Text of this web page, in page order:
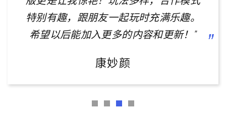
特别有趣，跟朋友一起玩时充满乐趣。
希望以后能加入更多的内容和更新！”
康妙颜